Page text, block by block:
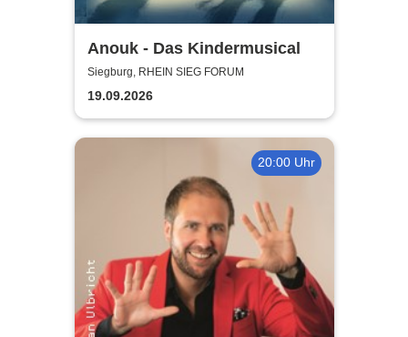
Anouk - Das Kindermusical
Siegburg, RHEIN SIEG FORUM
19.09.2026
20:00 Uhr